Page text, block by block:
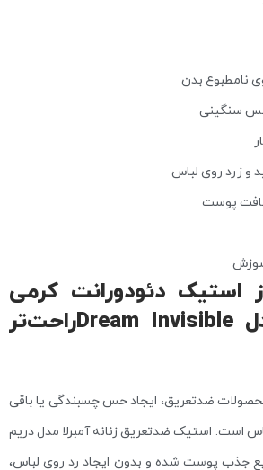
نامطبوع بدن
سنگینی
و زرد روی لباس
پوست
استیک دئودورانت کرمی
زنانه آمبرلا مدل Dream Invisibleراحت‌تر
ضدتعریق، ایجاد حس چسبندگی یا باقی
است. استیک ضدتعریق زنانه آمبرلا مدل دریم
جذب پوست شده و بدون ایجاد رد روی لباس،